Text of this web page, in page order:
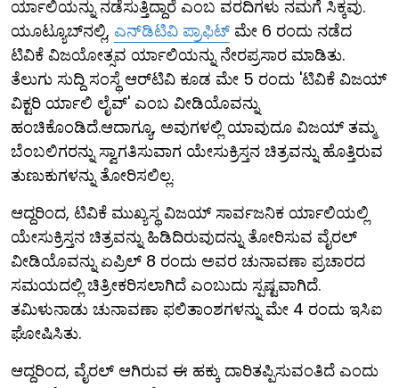
ರ್ಯಾಲಿಯನ್ನು ನಡೆಸುತ್ತಿದ್ದಾರೆ ಎಂಬ ವರದಿಗಳು ನಮಗೆ ಸಿಕ್ಕವು.
ಯೂಟ್ಯೂಬ್‌ನಲ್ಲಿ, ಎನ್‌ಡಿಟಿವಿ ಪ್ರಾಫಿಟ್ ಮೇ 6 ರಂದು ನಡೆದ
ಟಿವಿಕೆ ವಿಜಯೋತ್ಸವ ರ್ಯಾಲಿಯನ್ನು ನೇರಪ್ರಸಾರ ಮಾಡಿತು.
ತೆಲುಗು ಸುದ್ದಿ ಸಂಸ್ಥೆ ಆರ್‌ಟಿವಿ ಕೂಡ ಮೇ 5 ರಂದು 'ಟಿವಿಕೆ ವಿಜಯ್
ವಿಕ್ಟರಿ ರ್ಯಾಲಿ ಲೈವ್' ಎಂಬ ವೀಡಿಯೊವನ್ನು
ಹಂಚಿಕೊಂಡಿದೆ.ಆದಾಗ್ಯೂ, ಅವುಗಳಲ್ಲಿ ಯಾವುದೂ ವಿಜಯ್ ತಮ್ಮ
ಬೆಂಬಲಿಗರನ್ನು ಸ್ವಾಗತಿಸುವಾಗ ಯೇಸುಕ್ರಿಸ್ತನ ಚಿತ್ರವನ್ನು ಹೊತ್ತಿರುವ
ತುಣುಕುಗಳನ್ನು ತೋರಿಸಲಿಲ್ಲ.
ಆದ್ದರಿಂದ, ಟಿವಿಕೆ ಮುಖ್ಯಸ್ಥ ವಿಜಯ್ ಸಾರ್ವಜನಿಕ ರ್ಯಾಲಿಯಲ್ಲಿ
ಯೇಸುಕ್ರಿಸ್ತನ ಚಿತ್ರವನ್ನು ಹಿಡಿದಿರುವುದನ್ನು ತೋರಿಸುವ ವೈರಲ್
ವೀಡಿಯೊವನ್ನು ಏಪ್ರಿಲ್ 8 ರಂದು ಅವರ ಚುನಾವಣಾ ಪ್ರಚಾರದ
ಸಮಯದಲ್ಲಿ ಚಿತ್ರೀಕರಿಸಲಾಗಿದೆ ಎಂಬುದು ಸ್ಪಷ್ಟವಾಗಿದೆ.
ತಮಿಳುನಾಡು ಚುನಾವಣಾ ಫಲಿತಾಂಶಗಳನ್ನು ಮೇ 4 ರಂದು ಇಸಿಐ
ಘೋಷಿಸಿತು.
ಆದ್ದರಿಂದ, ವೈರಲ್ ಆಗಿರುವ ಈ ಹಕ್ಕು ದಾರಿತಪ್ಪಿಸುವಂತಿದೆ ಎಂದು